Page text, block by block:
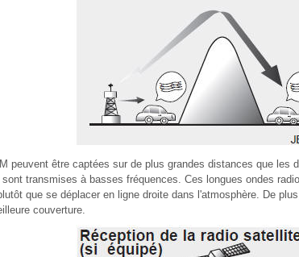
peuvent être captées sur de plus grandes distances que les
sont transmises à basses fréquences. Ces longues ondes
que se déplacer en ligne droite dans l'atmosphère. De
couverture.